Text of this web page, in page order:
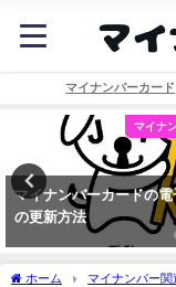
マイナンバーカード
マイナ
マイナンバーカードの電
の更新方法
ホーム マイナンバー関